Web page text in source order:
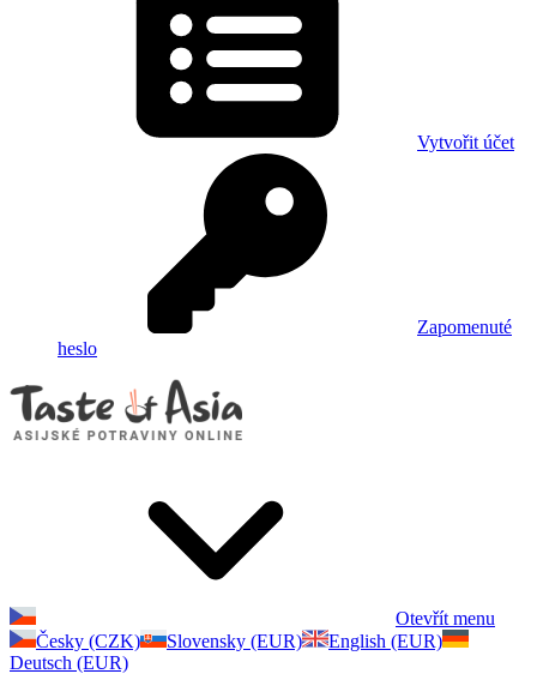
Vytvořit účet
Zapomenuté
heslo
Otevřít menu
Česky (CZK)
Slovensky (EUR)
English (EUR)
Deutsch (EUR)